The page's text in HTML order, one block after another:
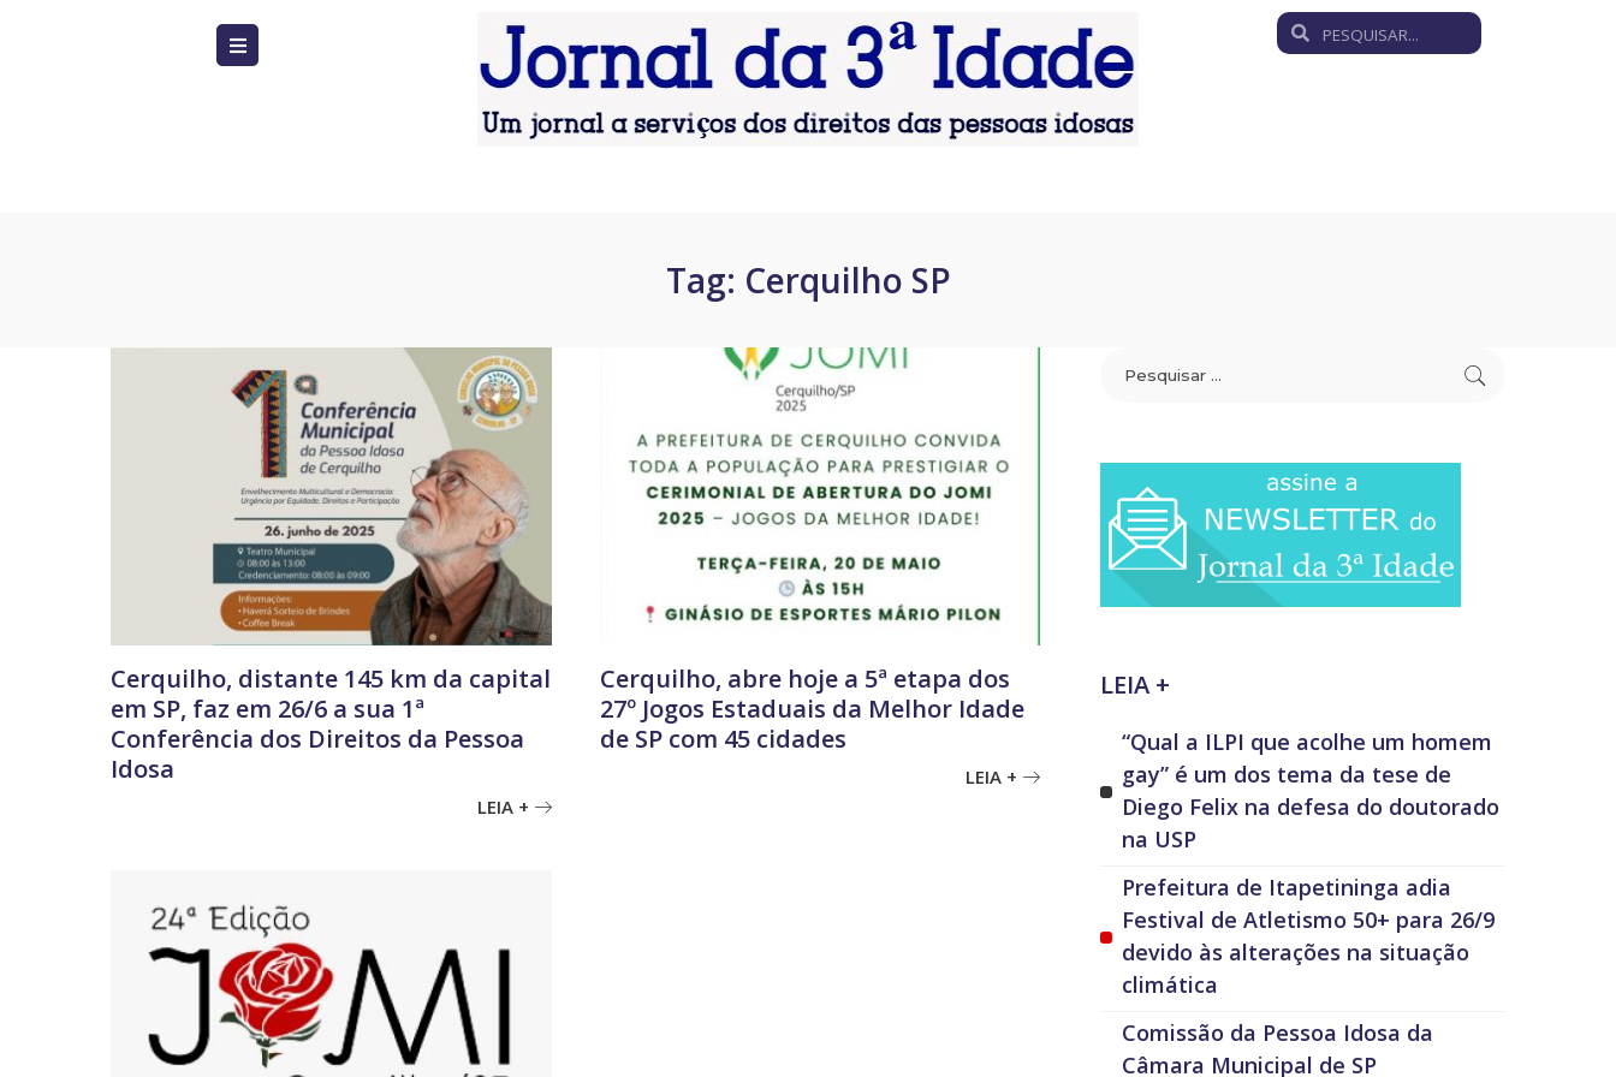
Tag: Cerquilho SP
Cerquilho, distante 145 km da capital
em SP, faz em 26/6 a sua 1ª
Conferência dos Direitos da Pessoa
Idosa
LEIA +
Cerquilho, abre hoje a 5ª etapa dos
27º Jogos Estaduais da Melhor Idade
de SP com 45 cidades
LEIA +
LEIA +
“Qual a ILPI que acolhe um homem
gay” é um dos tema da tese de
Diego Felix na defesa do doutorado
na USP
Prefeitura de Itapetininga adia
Festival de Atletismo 50+ para 26/9
devido às alterações na situação
climática
Comissão da Pessoa Idosa da
Câmara Municipal de SP